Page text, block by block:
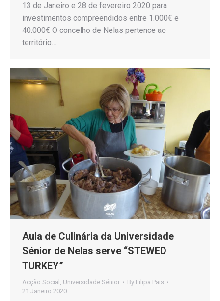
13 de Janeiro e 28 de fevereiro 2020 para
investimentos compreendidos entre 1.000€ e
40.000€ O concelho de Nelas pertence ao
território…
Aula de Culinária da Universidade
Sénior de Nelas serve “STEWED
TURKEY”
Acção Social Universidade Sénior By Filipa Pais
21 Janeiro 2020